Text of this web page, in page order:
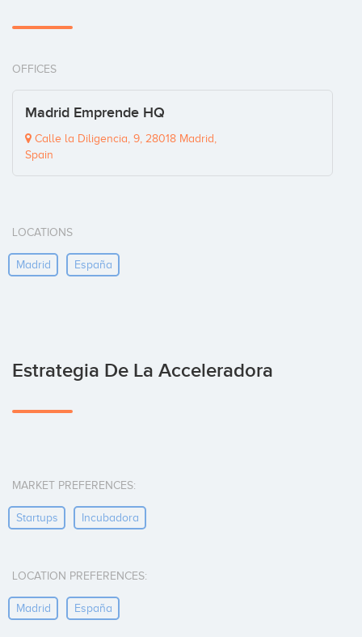
OFFICES
Madrid Emprende HQ
Calle la Diligencia, 9, 28018 Madrid,
Spain
LOCATIONS
Madrid España
Estrategia De La Acceleradora
MARKET PREFERENCES:
Startups Incubadora
LOCATION PREFERENCES:
Madrid España